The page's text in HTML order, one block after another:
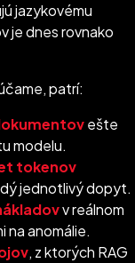
jazykovému
je dnes rovnako
patrí:
ešte
modelu.
tokenov
jednotlivý dopyt.
v reálnom
na anomálie.
, z ktorých RAG